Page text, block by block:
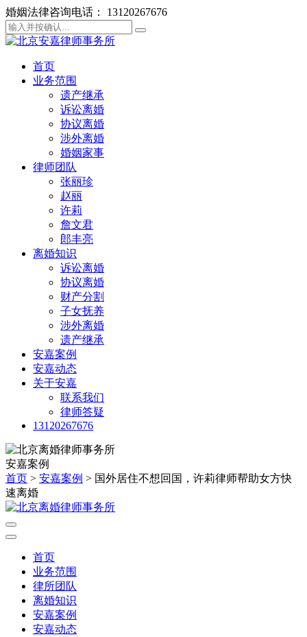
婚姻法律咨询电话： 13120267676
首页
业务范围
遗产继承
诉讼离婚
协议离婚
涉外离婚
婚姻家事
律师团队
张丽珍
赵丽
许莉
詹文君
郎丰亮
离婚知识
诉讼离婚
协议离婚
财产分割
子女抚养
涉外离婚
遗产继承
安嘉案例
安嘉动态
关于安嘉
联系我们
律师答疑
13120267676
安嘉案例
首页 > 安嘉案例 > 国外居住不想回国，许莉律师帮助女方快
速离婚
首页
业务范围
律所团队
离婚知识
安嘉案例
安嘉动态